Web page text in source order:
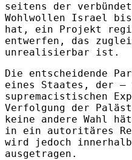
seitens der
Wohlwollen Israel
hat, ein Projekt
entwerfen, das
unrealisierbar ist.
Die entscheidende
eines Staates, der –
supremacistischen
Verfolgung der
keine andere Wahl
in ein autoritäres
wird jedoch
ausgetragen.